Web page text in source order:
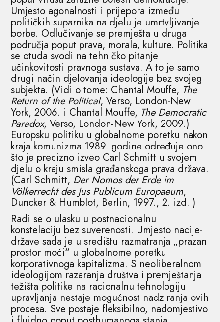
Umjesto agonalnosti i prijepora između
političkih suparnika na djelu je umrtvljivanje
borbe. Odlučivanje se premješta u druga
područja poput prava, morala, kulture. Politika
se otuda svodi na tehničko pitanje
učinkovitosti pravnoga sustava. A to je samo
drugi način djelovanja ideologije bez svojeg
subjekta. (Vidi o tome: Chantal Mouffe, The
Return of the Political, Verso, London-New
York, 2006. i Chantal Mouffe, The Democratic
Paradox, Verso, London-New York, 2009.)
Europsku politiku u globalnome poretku nakon
kraja komunizma 1989. godine određuje ono
što je precizno izveo Carl Schmitt u svojem
djelu o kraju smisla građanskoga prava država.
(Carl Schmitt, Der Nomos der Erde im
Völkerrecht des Jus Publicum Europaeum,
Duncker & Humblot, Berlin, 1997., 2. izd. )
Radi se o ulasku u postnacionalnu
konstelaciju bez suverenosti. Umjesto nacije-
države sada je u središtu razmatranja „prazan
prostor moći“ u globalnome poretku
korporativnoga kapitalizma. S neoliberalnom
ideologijom razaranja društva i premještanja
težišta politike na racionalnu tehnologiju
upravljanja nestaje mogućnost nadziranja ovih
procesa. Sve postaje fleksibilno, nadomjestivo